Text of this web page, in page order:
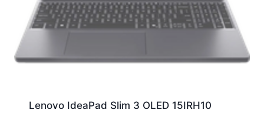
Lenovo IdeaPad Slim 3 OLED 15IRH10